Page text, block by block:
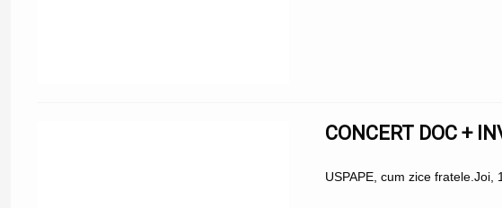
CONCERT DOC +
USPAPE, cum zice